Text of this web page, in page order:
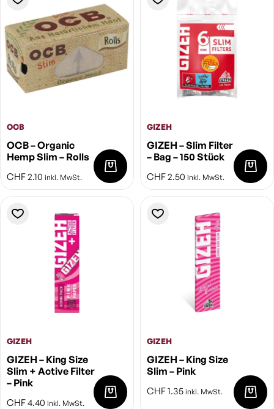
OCB
OCB – Organic
Hemp Slim – Rolls
CHF2.10 inkl. MwSt.
GIZEH
GIZEH – Slim Filter
– Bag – 150 Stück
CHF2.50 inkl. MwSt.
GIZEH
GIZEH – King Size
Slim + Active Filter
– Pink
CHF4.40 inkl. MwSt.
GIZEH
GIZEH – King Size
Slim – Pink
CHF1.35 inkl. MwSt.